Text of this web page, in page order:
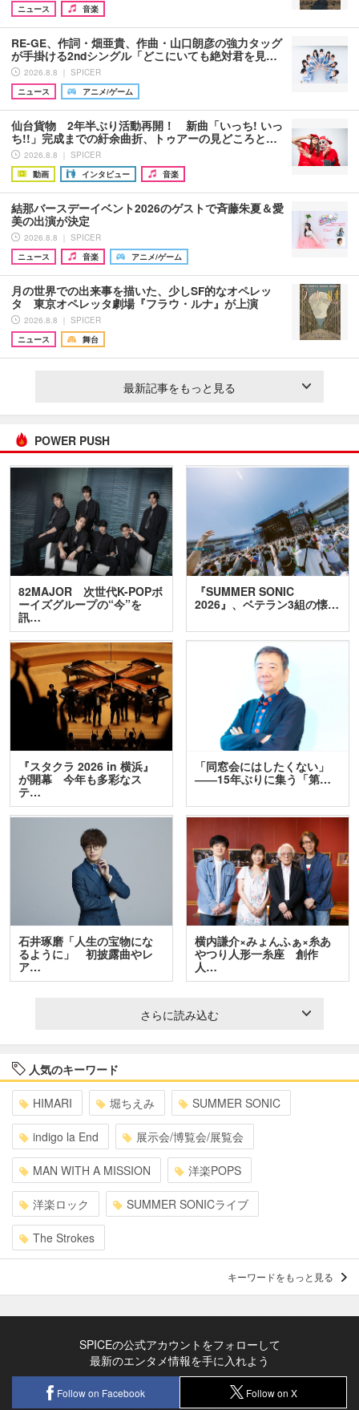
ニュース
音楽
RE-GE、作詞・畑亜貴、作曲・山口朗彦の強力タッグ
が手掛ける2ndシングル「どこにいても絶対君を見…
2026.8.8 ｜ SPICER
ニュース
アニメ/ゲーム
仙台貨物 2年半ぶり活動再開！ 新曲「いっち! いっ
ち!!」完成までの紆余曲折、トゥアーの見どころと…
2026.8.8 ｜ SPICER
動画
インタビュー 音楽
結那バースデーイベント2026のゲストで斉藤朱夏＆愛
美の出演が決定
2026.8.8 ｜ SPICER
ニュース
音楽 アニメ/ゲーム
月の世界での出来事を描いた、少しSF的なオペレッ
タ 東京オペレッタ劇場『フラウ・ルナ』が上演
2026.8.8 ｜ SPICER
ニュース
舞台
最新記事をもっと見る
POWER PUSH
82MAJOR 次世代K-POPボ
ーイズグループの“今”を
訊…
『SUMMER SONIC
2026』、ベテラン3組の懐…
『スタクラ 2026 in 横浜』
が開幕 今年も多彩なス
テ…
「同窓会にはしたくない」
――15年ぶりに集う「第…
石井琢磨「人生の宝物にな
るように」 初披露曲やレ
ア…
横内謙介×みょんふぁ×糸あ
やつり人形一糸座 創作
人…
さらに読み込む
人気のキーワード
HIMARI 堀ちえみ SUMMER SONIC
indigo la End 展示会/博覧会/展覧会
MAN WITH A MISSION 洋楽POPS
洋楽ロック SUMMER SONICライブ
The Strokes
キーワードをもっと見る
SPICEの公式アカウントをフォローして
最新のエンタメ情報を手に入れよう
Follow on Facebook Follow on X